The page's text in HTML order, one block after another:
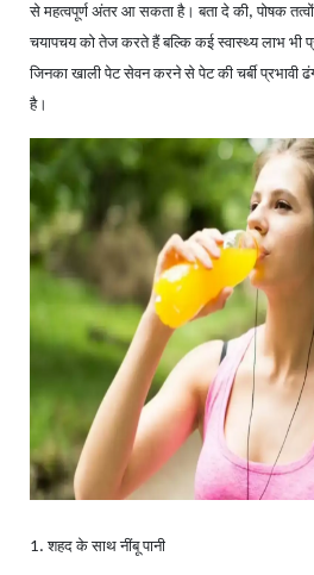
से महत्वपूर्ण अंतर आ सकता है। बता दे की,पोषक
चयापचय को तेज करते हैं बल्कि कई स्वास्थ्य लाभ भी
जिनका खाली पेट सेवन करने से पेट की चर्बी
है।
1.शहद के साथ नींबू पानी